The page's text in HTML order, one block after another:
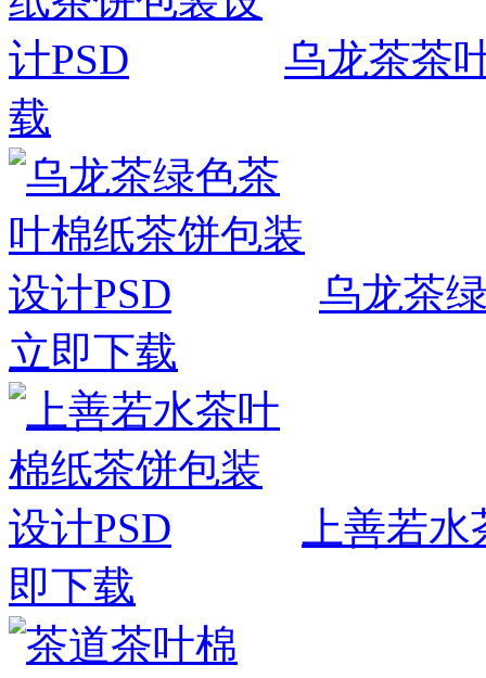
乌龙茶茶
载
乌龙茶
立即下载
上善若
即下载